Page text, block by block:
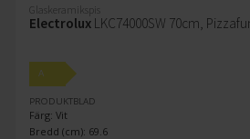
Glaskeramikspis
Electrolux LKC74000SW 70cm,
A
PRODUKTBLAD
Färg: Vit
Bredd (cm): 69.6